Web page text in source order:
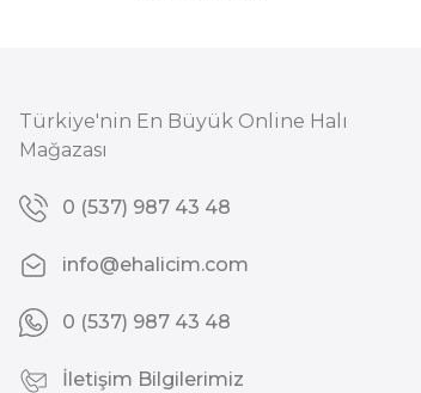
Türkiye'nin En Büyük Online Halı
Mağazası
0 (537) 987 43 48
info@ehalicim.com
0 (537) 987 43 48
İletişim Bilgilerimiz